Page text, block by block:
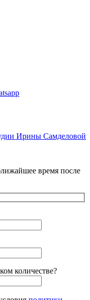
Ирины Самделовой
время после
количестве?